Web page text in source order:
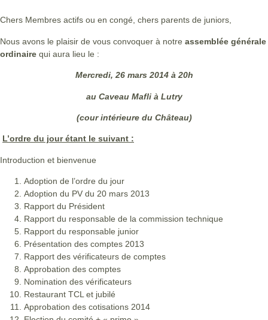
Chers Membres actifs ou en congé, chers parents de juniors,
Nous avons le plaisir de vous convoquer à notre assemblée générale
ordinaire qui aura lieu le :
Mercredi, 26 mars 2014 à 20h
au Caveau Mafli à Lutry
(cour intérieure du Château)
L’ordre du jour étant le suivant :
Introduction et bienvenue
Adoption de l’ordre du jour
Adoption du PV du 20 mars 2013
Rapport du Président
Rapport du responsable de la commission technique
Rapport du responsable junior
Présentation des comptes 2013
Rapport des vérificateurs de comptes
Approbation des comptes
Nomination des vérificateurs
Restaurant TCL et jubilé
Approbation des cotisations 2014